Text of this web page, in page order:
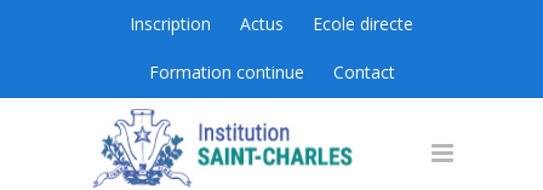
Inscription Actus Ecole directe
Formation continue Contact